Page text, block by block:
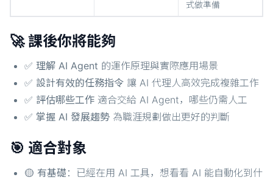
式做準備
🚀 課後你將能夠
✅ 理解 AI Agent 的運作原理與實際應用場景
✅ 設計有效的任務指令 讓 AI 代理人高效完成複雜工作
✅ 評估哪些工作 適合交給 AI Agent，哪些仍需人工
✅ 掌握 AI 發展趨勢 為職涯規劃做出更好的判斷
🎯 適合對象
🟡 有基礎 ：已經在用 AI 工具，想看看 AI 能自動化到什